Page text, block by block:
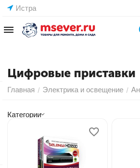
Истра
Цифровые приставки
Главная / Электрика и освещение /
Категории